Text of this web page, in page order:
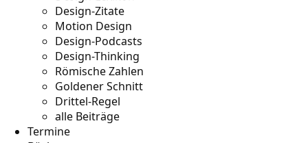
Design-Zitate
Motion Design
Design-Podcasts
Design-Thinking
Römische Zahlen
Goldener Schnitt
Drittel-Regel
alle Beiträge
Termine